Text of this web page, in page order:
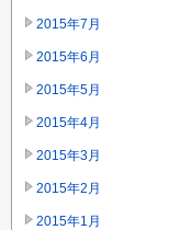
2015年7月
2015年6月
2015年5月
2015年4月
2015年3月
2015年2月
2015年1月